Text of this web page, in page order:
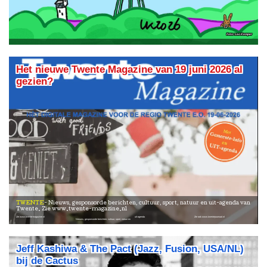
Leo Kemper
Het nieuwe Twente Magazine van 19 juni 2026 al
gezien?
TWENTE
Twente. Zie www.twente-magazine.nl
Zie www.twente-magazine.nl
Nieuws, gesponsorde berichten, cultuur, sport, natuur en
uit-agenda Zie ook www.twentejournaal.nl
Jeff Kashiwa & The Pact (Jazz, Fusion, USA/NL)
bij de Cactus